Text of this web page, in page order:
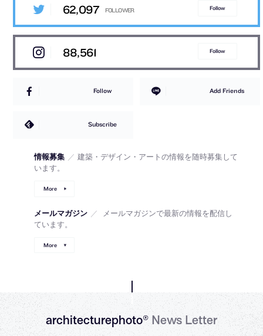
62,097 Follow
88,561 Follow
Follow Add Friends
Subscribe
情報募集 ／ 建築・デザイン・アートの情報を随時募集して
います。
More
メールマガジン ／
メールマガジンで最新の情報を配信し
ています。
More
architecturephoto®News Letter